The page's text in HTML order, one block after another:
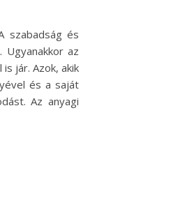
szabadság és
az
jár. Azok, akik
és a saját
Az anyagi